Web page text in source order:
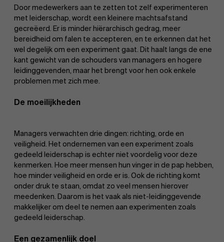
Door medewerkers aan te zetten tot zelf experimenteren
met leiderschap, wordt een kleinere machtsafstand
gecreëerd. Er is minder hiërarchisch gedrag, meer
bereidheid om falen te accepteren, en te erkennen dat het
wel degelijk om een experiment gaat. Dit haalt langs de ene
kant gewicht van de schouders van managers en hogere
leidinggevenden, maar het brengt voor hen ook enkele
problemen met zich mee.
De moeilijkheden
Managers verwachten drie dingen: richting, orde en
veiligheid. Het ondernemen van een experiment zoals
gedeeld leiderschap is echter niet voordelig voor deze
kenmerken. Hoe meer mensen hun vinger in de pap hebben,
hoe minder veiligheid en orde er is. Ook de richting komt
onder druk te staan, omdat zo veel mensen hierover
meedenken. Daarom is het vaak als niet-leidinggevende
makkelijker om deel te nemen aan experimenten zoals
gedeeld leiderschap.
Een gezamenlijk doel